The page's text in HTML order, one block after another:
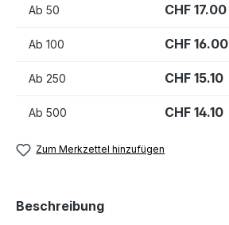
Ab 50 CHF 17.00
Ab 100 CHF 16.00
Ab 250 CHF 15.10
Ab 500 CHF 14.10
Zum Merkzettel hinzufügen
Beschreibung